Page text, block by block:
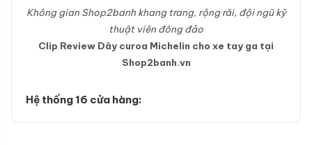
Không gian Shop2banh khang trang, rộng rãi, đội ngũ kỹ
thuật viên đông đảo
Clip Review Dây curoa Michelin cho xe tay ga tại
Shop2banh.vn
Hệ thống 16 cửa hàng: